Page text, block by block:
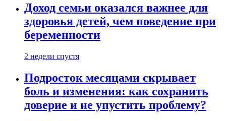
Доход семьи оказался важнее для
здоровья детей, чем поведение при
беременности
2 недели спустя
Подросток месяцами скрывает
боль и изменения: как сохранить
доверие и не упустить проблему?